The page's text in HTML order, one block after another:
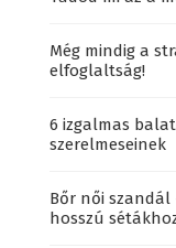
Még mindig a
elfoglaltság!
6 izgalmas
szerelmeseinek
Bőr női szandál
hosszú